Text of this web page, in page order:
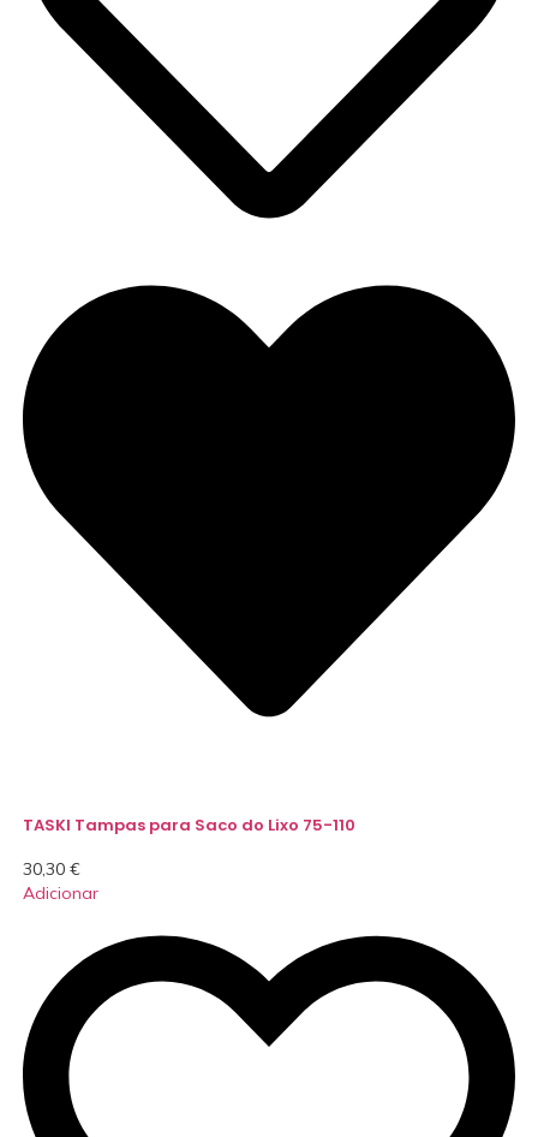
TASKI Tampas para Saco do Lixo 75-110
30,30 €
Adicionar